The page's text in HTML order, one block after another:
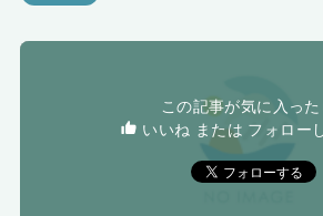
この記事が気に入った
いいね または フォロー